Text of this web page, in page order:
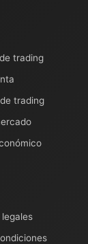
trading
trading